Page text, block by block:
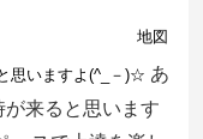
地図
思いますよ(^_－)☆ あ
来ると思います